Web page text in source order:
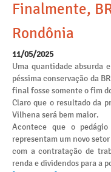
Finalmente,
Rondônia
11/05/2025
Uma quantidade absurda
péssima conservação da
final fosse somente o fim
Claro que o resultado da
Vilhena será bem maior.
Acontece que o
representam um novo
com a contratação de
renda e dividendos para a